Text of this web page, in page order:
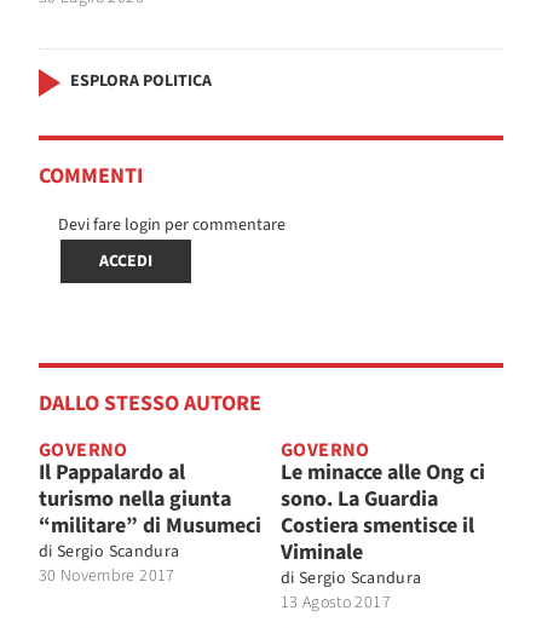
ESPLORA POLITICA
COMMENTI
Devi fare login per commentare
ACCEDI
DALLO STESSO AUTORE
GOVERNO
Il Pappalardo al
turismo nella giunta
“militare” di Musumeci
di Sergio Scandura
30 Novembre 2017
GOVERNO
Le minacce alle Ong ci
sono. La Guardia
Costiera smentisce il
Viminale
di Sergio Scandura
13 Agosto 2017